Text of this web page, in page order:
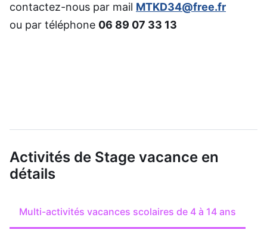
contactez-nous par mail MTKD34@free.fr
ou par téléphone 06 89 07 33 13
Activités de Stage vacance en
détails
Multi-activités vacances scolaires de 4 à 14 ans